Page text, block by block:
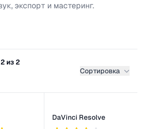
экспорт и мастеринг.
из 2
Сортировка
DaVinci Resolve